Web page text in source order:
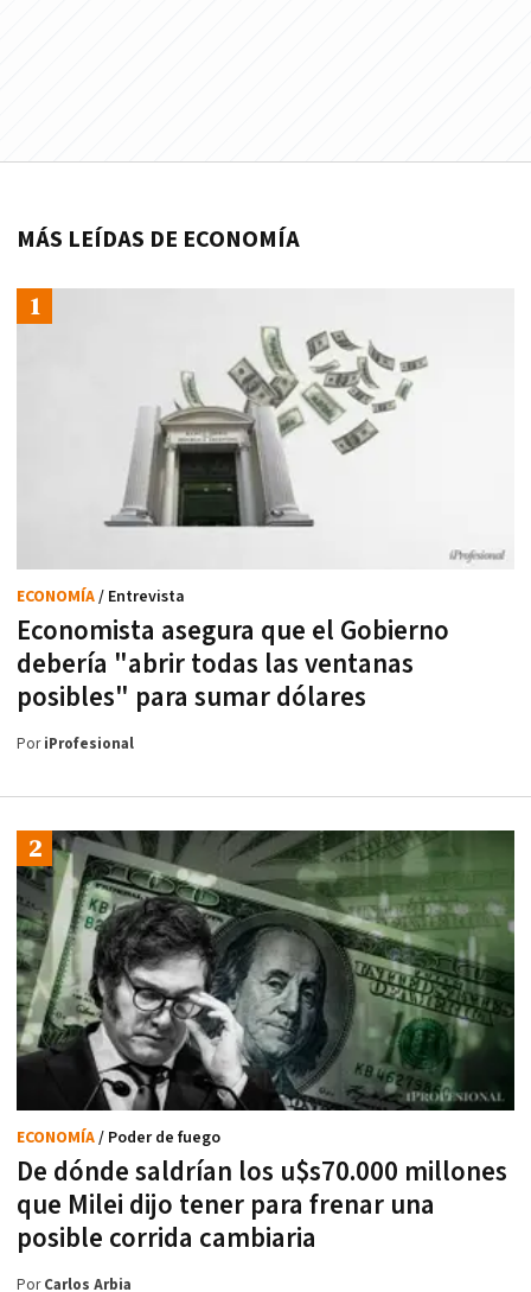
MÁS LEÍDAS DE ECONOMÍA
Economista asegura que el Gobierno
debería "abrir todas las ventanas
posibles" para sumar dólares
ECONOMÍA/ Entrevista
PoriProfesional
De dónde saldrían los u$s70.000 millones
que Milei dijo tener para frenar una
posible corrida cambiaria
ECONOMÍA/ Poder de fuego
PorCarlos Arbia